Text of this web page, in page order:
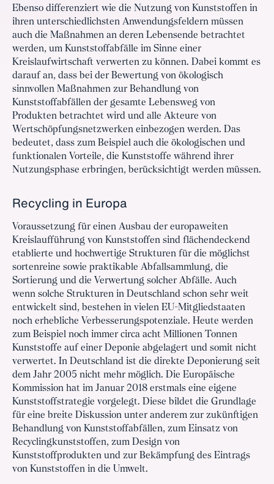
Ebenso differenziert wie die Nutzung von Kunststoffen in
ihren unterschiedlichsten Anwendungsfeldern müssen
auch die Maßnahmen an deren Lebensende betrachtet
werden, um Kunststoffabfälle im Sinne einer
Kreislaufwirtschaft verwerten zu können. Dabei kommt es
darauf an, dass bei der Bewertung von ökologisch
sinnvollen Maßnahmen zur Behandlung von
Kunststoffabfällen der gesamte Lebensweg von
Produkten betrachtet wird und alle Akteure von
Wertschöpfungsnetzwerken einbezogen werden. Das
bedeutet, dass zum Beispiel auch die ökologischen und
funktionalen Vorteile, die Kunststoffe während ihrer
Nutzungsphase erbringen, berücksichtigt werden müssen.
Recycling in Europa
Voraussetzung für einen Ausbau der europaweiten
Kreislaufführung von Kunststoffen sind flächendeckend
etablierte und hochwertige Strukturen für die möglichst
sortenreine sowie praktikable Abfallsammlung, die
Sortierung und die Verwertung solcher Abfälle. Auch
wenn solche Strukturen in Deutschland schon sehr weit
entwickelt sind, bestehen in vielen EU-Mitgliedstaaten
noch erhebliche Verbesserungspotenziale. Heute werden
zum Beispiel noch immer circa acht Millionen Tonnen
Kunststoffe auf einer Deponie abgelagert und somit nicht
verwertet. In Deutschland ist die direkte Deponierung seit
dem Jahr 2005 nicht mehr möglich. Die Europäische
Kommission hat im Januar 2018 erstmals eine eigene
Kunststoffstrategie vorgelegt. Diese bildet die Grundlage
für eine breite Diskussion unter anderem zur zukünftigen
Behandlung von Kunststoffabfällen, zum Einsatz von
Recyclingkunststoffen, zum Design von
Kunststoffprodukten und zur Bekämpfung des Eintrags
von Kunststoffen in die Umwelt.